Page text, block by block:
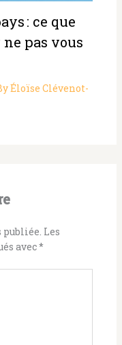
: ce que
pas vous
Éloïse Clévenot-
publiée. Les
avec*